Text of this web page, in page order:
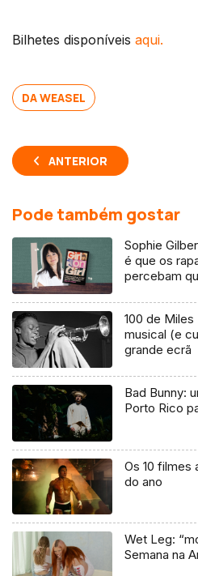
Bilhetes disponíveis aqui.
DA WEASEL
ANTERIOR
Pode também gostar
Sophie
é que os
percebam
100 de Miles
musical (e
grande ecrã
Bad Bunny:
Porto Rico
Os 10 filmes
do ano
Wet Leg:
Semana na